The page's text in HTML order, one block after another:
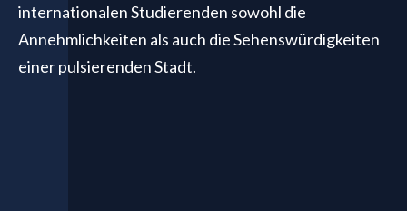
internationalen Studierenden sowohl die
Annehmlichkeiten als auch die Sehenswürdigkeiten
einer pulsierenden Stadt.